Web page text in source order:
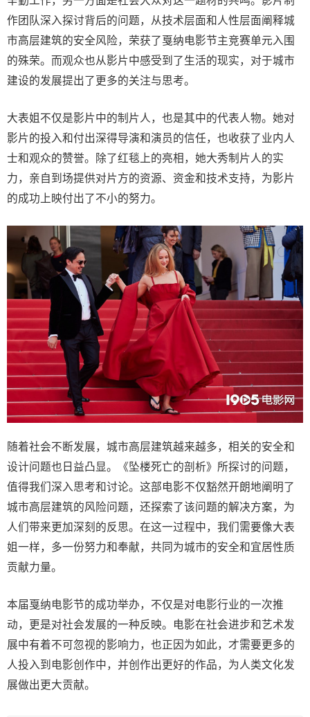
作团队深入探讨背后的问题，从技术层面和人性层面阐释城
市高层建筑的安全风险，荣获了戛纳电影节主竞赛单元入围
的殊荣。而观众也从影片中感受到了生活的现实，对于城市
建设的发展提出了更多的关注与思考。
大表姐不仅是影片中的制片人，也是其中的代表人物。她对
影片的投入和付出深得导演和演员的信任，也收获了业内人
士和观众的赞誉。除了红毯上的亮相，她大秀制片人的实
力，亲自到场提供对片方的资源、资金和技术支持，为影片
的成功上映付出了不小的努力。
随着社会不断发展，城市高层建筑越来越多，相关的安全和
设计问题也日益凸显。《坠楼死亡的剖析》所探讨的问题，
值得我们深入思考和讨论。这部电影不仅豁然开朗地阐明了
城市高层建筑的风险问题，还探索了该问题的解决方案，为
人们带来更加深刻的反思。在这一过程中，我们需要像大表
姐一样，多一份努力和奉献，共同为城市的安全和宜居性质
贡献力量。
本届戛纳电影节的成功举办，不仅是对电影行业的一次推
动，更是对社会发展的一种反映。电影在社会进步和艺术发
展中有着不可忽视的影响力，也正因为如此，才需要更多的
人投入到电影创作中，并创作出更好的作品，为人类文化发
展做出更大贡献。